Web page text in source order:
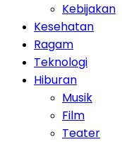
Kebijakan
Kesehatan
Ragam
Teknologi
Hiburan
Musik
Film
Teater